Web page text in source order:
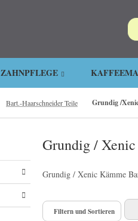
ZAHNPFLEGE
Bart.-Haarschneider Teile Grundig /
Grundig /
Grundig / Xenic Kämme
Filtern und Sortieren